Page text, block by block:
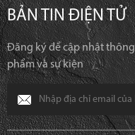
BẢN TIN ĐIỆN TỬ
Đăng ký để cập nhật
phẩm và sự kiện